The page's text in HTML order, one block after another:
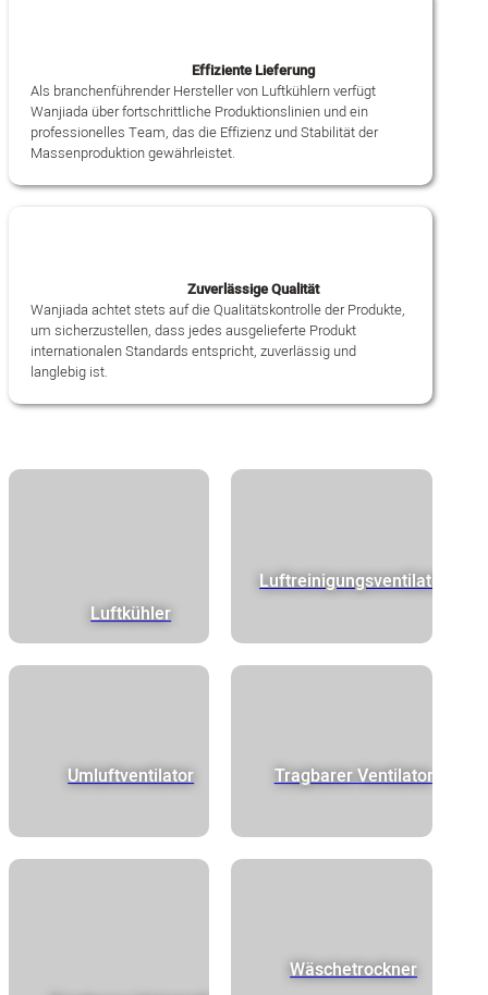
Effiziente Lieferung
Als branchenführender Hersteller von Luftkühlern verfügt
Wanjiada über fortschrittliche Produktionslinien und ein
professionelles Team, das die Effizienz und Stabilität der
Massenproduktion gewährleistet.
Zuverlässige Qualität
Wanjiada achtet stets auf die Qualitätskontrolle der Produkte,
um sicherzustellen, dass jedes ausgelieferte Produkt
internationalen Standards entspricht, zuverlässig und
langlebig ist.
Luftkühler
Luftreinigungsventilator
Umluftventilator Tragbarer Ventilator
Wäschetrockner